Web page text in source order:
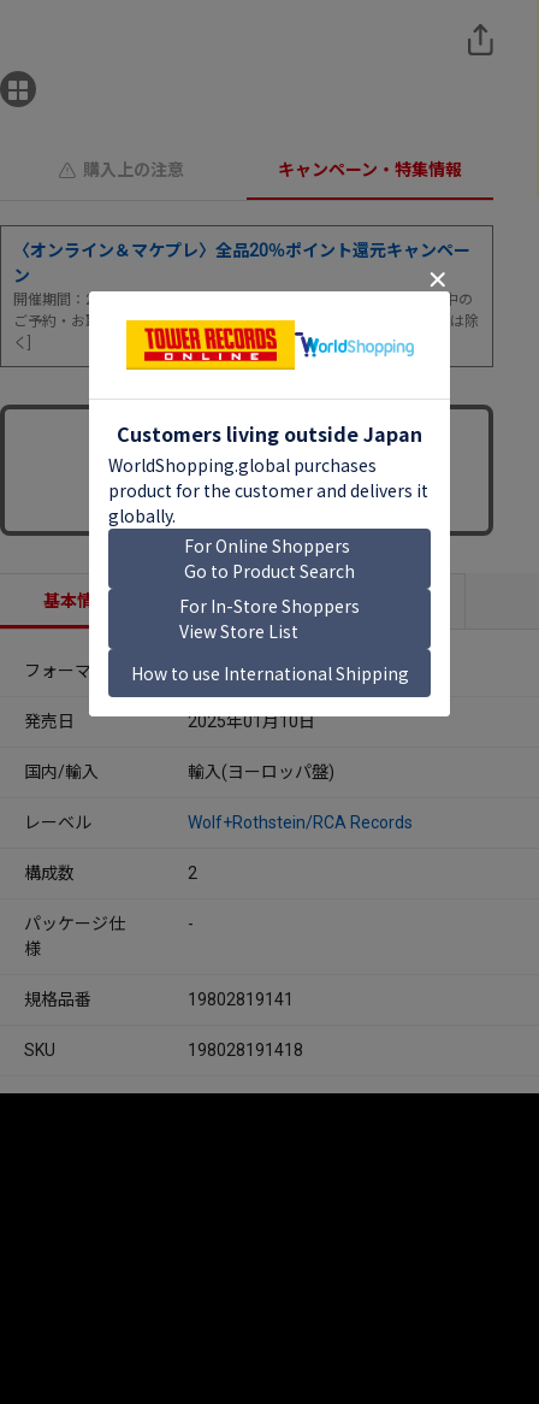
購入上の注意 キャンペーン・特集情報
〈オンライン＆マケプレ〉全品20％ポイント還元キャンペー
ン
開催期間：2026年8月6日(木)0:00～8月9日(日)23:59まで！[※期間中の
ご予約・お取り寄せ・ご注文が対象 ※店舗取置・店舗予約サービスは除
く]
基本情報 収録内容 商品説明
フォーマット LPレコード
発売日 2025年01月10日
国内/輸入 輸入(ヨーロッパ盤)
レーベル Wolf+Rothstein/RCA Records
構成数 2
パッケージ仕
様
-
規格品番 19802819141
SKU 198028191418